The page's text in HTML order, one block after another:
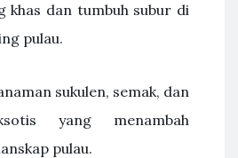
khas dan tumbuh subur di
pulau.
sukulen, semak, dan
yang menambah
pulau.